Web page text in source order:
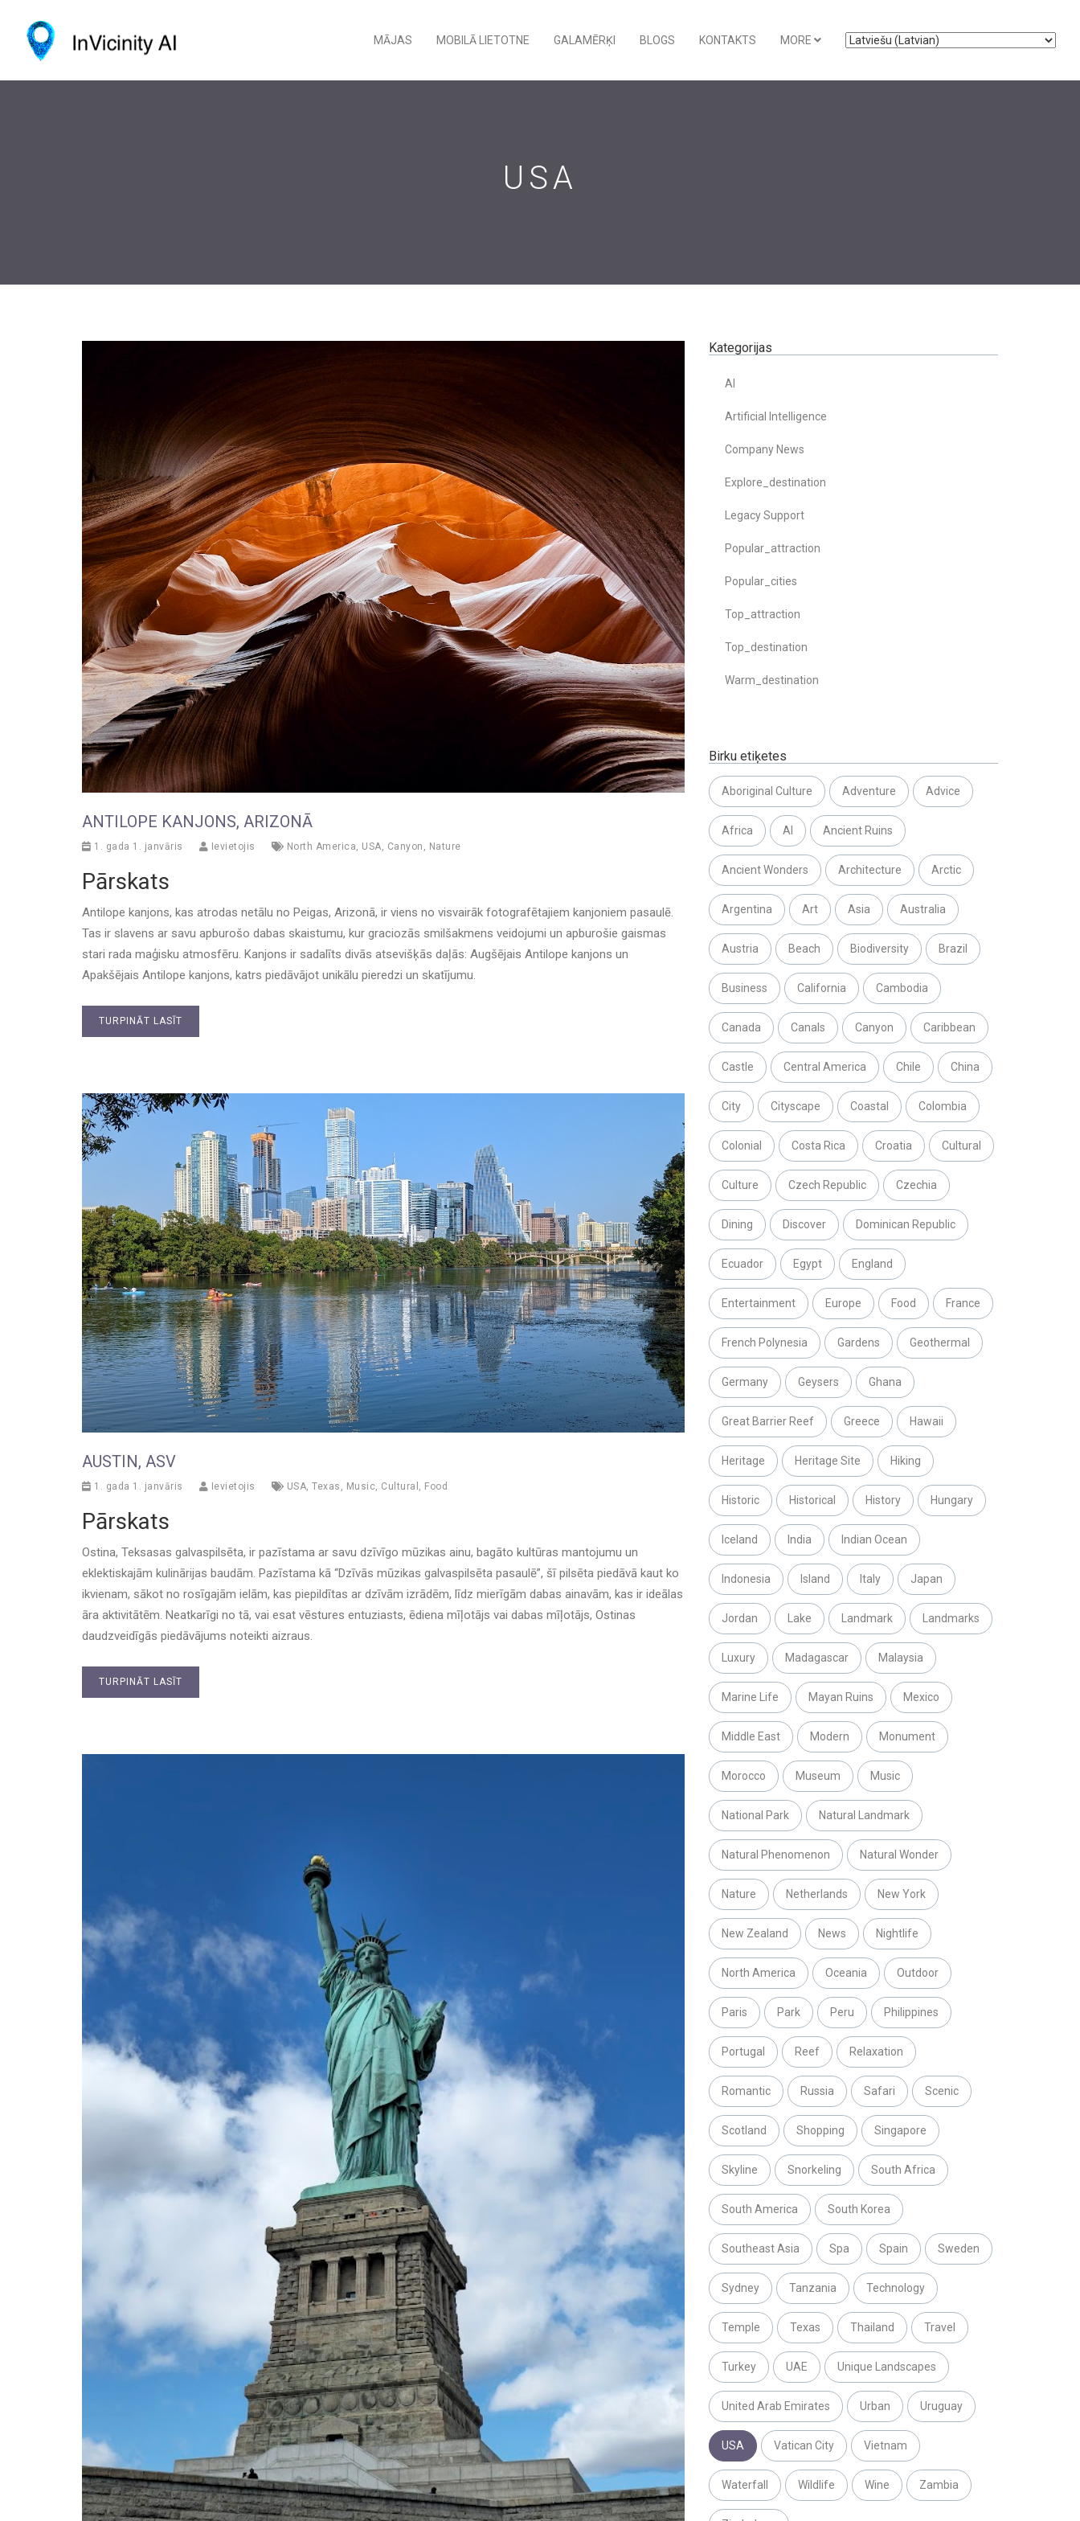
MĀJAS MOBILĀ LIETOTNE GALAMĒRĶI BLOGS KONTAKTS MORE
USA
ANTILOPE KANJONS, ARIZONĀ
1. gada 1. janvāris Ievietojis North America, USA, Canyon , Nature
Pārskats
Antilope kanjons, kas atrodas netālu no Peigas, Arizonā, ir viens no visvairāk fotografētajiem kanjoniem pasaulē.
Tas ir slavens ar savu apburošo dabas skaistumu, kur graciozās smilšakmens veidojumi un apburošie gaismas
stari rada maģisku atmosfēru. Kanjons ir sadalīts divās atsevišķās daļās: Augšējais Antilope kanjons un
Apakšējais Antilope kanjons, katrs piedāvājot unikālu pieredzi un skatījumu.
TURPINĀT LASĪT
AUSTIN, ASV
1. gada 1. janvāris Ievietojis USA, Texas , Music, Cultural , Food
Pārskats
Ostina, Teksasas galvaspilsēta, ir pazīstama ar savu dzīvīgo mūzikas ainu, bagāto kultūras mantojumu un
eklektiskajām kulinārijas baudām. Pazīstama kā “Dzīvās mūzikas galvaspilsēta pasaulē”, šī pilsēta piedāvā kaut ko
ikvienam, sākot no rosīgajām ielām, kas piepildītas ar dzīvām izrādēm, līdz mierīgām dabas ainavām, kas ir ideālas
āra aktivitātēm. Neatkarīgi no tā, vai esat vēstures entuziasts, ēdiena mīļotājs vai dabas mīļotājs, Ostinas
daudzveidīgās piedāvājums noteikti aizraus.
TURPINĀT LASĪT
Kategorijas
AI
Artificial Intelligence
Company News
Explore_destination
Legacy Support
Popular_attraction
Popular_cities
Top_attraction
Top_destination
Warm_destination
Birku etiķetes
Aboriginal Culture Adventure Advice
Africa AI Ancient Ruins
Ancient Wonders Architecture Arctic
Argentina Art Asia Australia
Austria Beach Biodiversity Brazil
Business California Cambodia
Canada Canals Canyon Caribbean
Castle Central America Chile China
City Cityscape Coastal Colombia
Colonial Costa Rica Croatia Cultural
Culture Czech Republic Czechia
Dining Discover Dominican Republic
Ecuador Egypt England
Entertainment Europe Food France
French Polynesia Gardens Geothermal
Germany Geysers Ghana
Great Barrier Reef Greece Hawaii
Heritage Heritage Site Hiking
Historic Historical History Hungary
Iceland India Indian Ocean
Indonesia Island Italy Japan
Jordan Lake Landmark Landmarks
Luxury Madagascar Malaysia
Marine Life Mayan Ruins Mexico
Middle East Modern Monument
Morocco Museum Music
National Park Natural Landmark
Natural Phenomenon Natural Wonder
Nature Netherlands New York
New Zealand News Nightlife
North America Oceania Outdoor
Paris Park Peru Philippines
Portugal Reef Relaxation
Romantic Russia Safari Scenic
Scotland Shopping Singapore
Skyline Snorkeling South Africa
South America South Korea
Southeast Asia Spa Spain Sweden
Sydney Tanzania Technology
Temple Texas Thailand Travel
Turkey UAE Unique Landscapes
United Arab Emirates Urban Uruguay
USA Vatican City Vietnam
Waterfall Wildlife Wine Zambia